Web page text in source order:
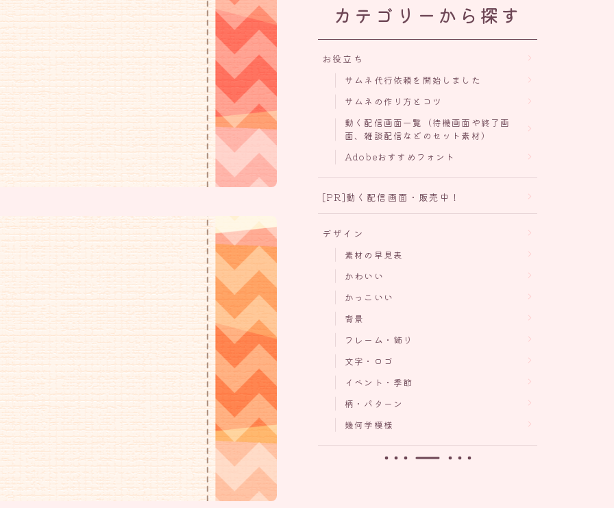
カテゴリーから探す
お役立ち
サムネ代行依頼を開始しました
サムネの作り方とコツ
動く配信画面一覧（待機画面や終了画
面、雑談配信などのセット素材）
Adobeおすすめフォント
[PR]動く配信画面・販売中！
デザイン
素材の早見表
かわいい
かっこいい
背景
フレーム・飾り
文字・ロゴ
イベント・季節
柄・パターン
幾何学模様